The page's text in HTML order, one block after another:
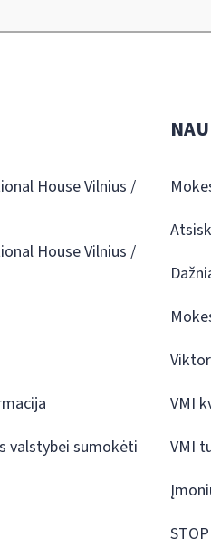
House Vilnius /
House Vilnius /
valstybei sumokėti
VMI
VMI